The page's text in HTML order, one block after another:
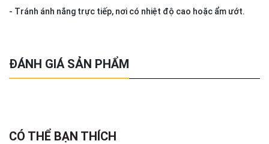
- Tránh ánh nắng trực tiếp, nơi có nhiệt độ cao hoặc ẩm ướt.
ĐÁNH GIÁ SẢN PHẨM
CÓ THỂ BẠN THÍCH